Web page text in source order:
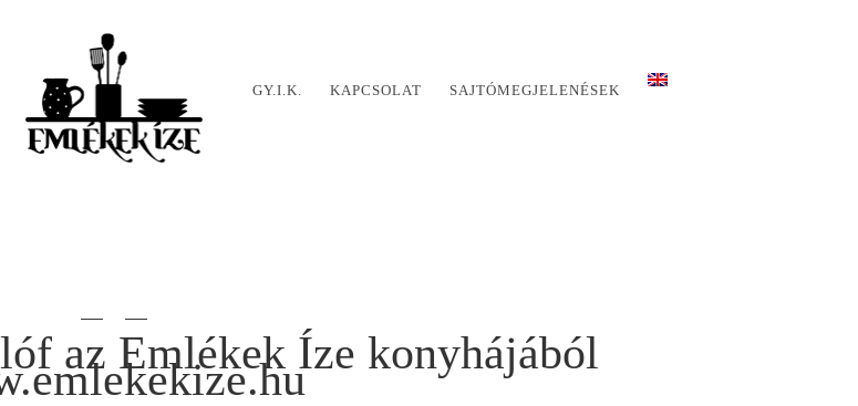
GY.I.K. KAPCSOLAT SAJTÓMEGJELENÉSEK
az Emlékek Íze konyhájából